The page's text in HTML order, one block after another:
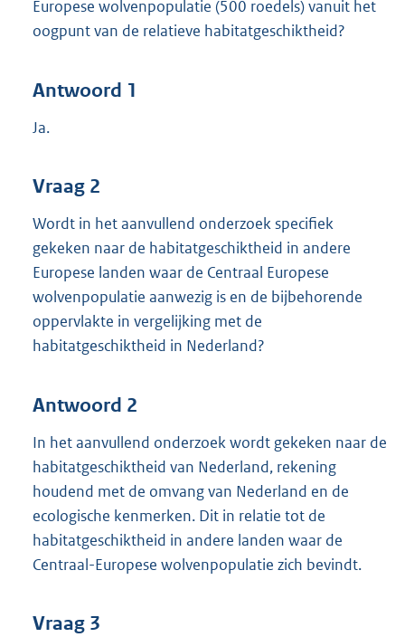
Europese wolvenpopulatie (500 roedels) vanuit het
oogpunt van de relatieve habitatgeschiktheid?
Antwoord 1
Ja.
Vraag 2
Wordt in het aanvullend onderzoek specifiek
gekeken naar de habitatgeschiktheid in andere
Europese landen waar de Centraal Europese
wolvenpopulatie aanwezig is en de bijbehorende
oppervlakte in vergelijking met de
habitatgeschiktheid in Nederland?
Antwoord 2
In het aanvullend onderzoek wordt gekeken naar de
habitatgeschiktheid van Nederland, rekening
houdend met de omvang van Nederland en de
ecologische kenmerken. Dit in relatie tot de
habitatgeschiktheid in andere landen waar de
Centraal-Europese wolvenpopulatie zich bevindt.
Vraag 3